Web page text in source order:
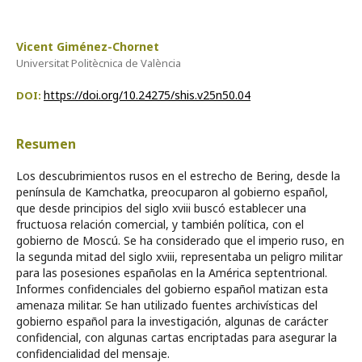
Vicent Giménez-Chornet
Universitat Politècnica de València
DOI: https://doi.org/10.24275/shis.v25n50.04
Resumen
Los descubrimientos rusos en el estrecho de Bering, desde la
península de Kamchatka, preocuparon al gobierno español,
que desde principios del siglo xviii buscó establecer una
fructuosa relación comercial, y también política, con el
gobierno de Moscú. Se ha considerado que el imperio ruso, en
la segunda mitad del siglo xviii, representaba un peligro militar
para las posesiones españolas en la América septentrional.
Informes confidenciales del gobierno español matizan esta
amenaza militar. Se han utilizado fuentes archivísticas del
gobierno español para la investigación, algunas de carácter
confidencial, con algunas cartas encriptadas para asegurar la
confidencialidad del mensaje.